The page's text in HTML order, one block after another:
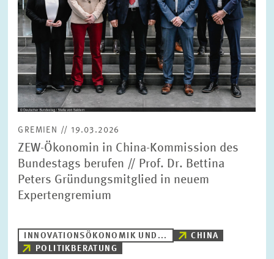
GREMIEN // 19.03.2026
ZEW-Ökonomin in China-Kommission des
Bundestags berufen // Prof. Dr. Bettina
Peters Gründungsmitglied in neuem
Expertengremium
INNOVATIONSÖKONOMIK UND...
CHINA
POLITIKBERATUNG